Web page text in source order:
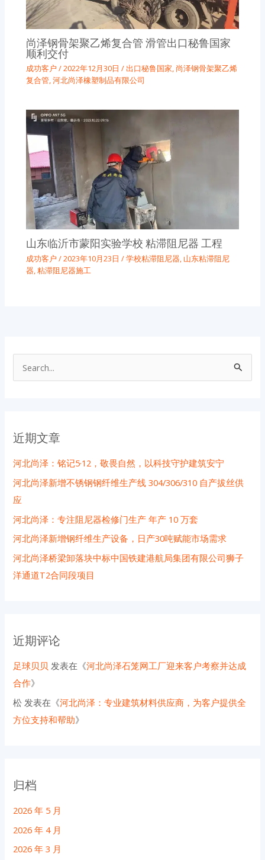
尚泽钢骨架聚乙烯复合管 滑管出口秘鲁国家
顺利交付
成功客户 /2022年12月30日/出口秘鲁国家,尚泽钢骨架聚乙烯
复合管,河北尚泽橡塑制品有限公司
山东临沂市蒙阳实验学校 粘滞阻尼器 工程
成功客户 /2023年10月23日/学校粘滞阻尼器, 山东粘滞阻尼
器,粘滞阻尼器施工
近期文章
河北尚泽：铭记5·12，敬畏自然，以科技守护建筑安宁
河北尚泽新增不锈钢钢纤维生产线 304/306/310 自产拔丝供
应
河北尚泽：专注阻尼器检修门生产 年产 10 万套
河北尚泽新增钢纤维生产设备，日产30吨赋能市场需求
河北尚泽桥梁卸落块中标中国铁建港航局集团有限公司狮子
洋通道T2合同段项目
近期评论
足球贝贝 发表在《河北尚泽石笼网工厂迎来客户考察并达成
合作》
松 发表在《河北尚泽：专业建筑材料供应商，为客户提供全
方位支持和帮助》
归档
2026 年 5 月
2026 年 4 月
2026 年 3 月